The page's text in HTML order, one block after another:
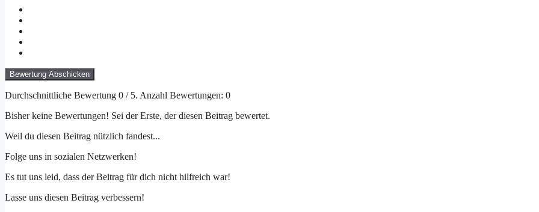
Bewertung Abschicken
Durchschnittliche Bewertung 0 / 5. Anzahl Bewertungen: 0
Bisher keine Bewertungen! Sei der Erste, der diesen Beitrag bewertet.
Weil du diesen Beitrag nützlich fandest...
Folge uns in sozialen Netzwerken!
Es tut uns leid, dass der Beitrag für dich nicht hilfreich war!
Lasse uns diesen Beitrag verbessern!